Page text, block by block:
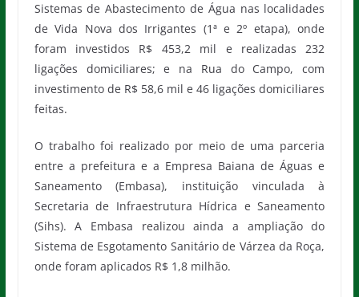
Sistemas de Abastecimento de Água nas localidades
de Vida Nova dos Irrigantes (1ª e 2º etapa), onde
foram investidos R$ 453,2 mil e realizadas 232
ligações domiciliares; e na Rua do Campo, com
investimento de R$ 58,6 mil e 46 ligações domiciliares
feitas.
O trabalho foi realizado por meio de uma parceria
entre a prefeitura e a Empresa Baiana de Águas e
Saneamento (Embasa), instituição vinculada à
Secretaria de Infraestrutura Hídrica e Saneamento
(Sihs). A Embasa realizou ainda a ampliação do
Sistema de Esgotamento Sanitário de Várzea da Roça,
onde foram aplicados R$ 1,8 milhão.